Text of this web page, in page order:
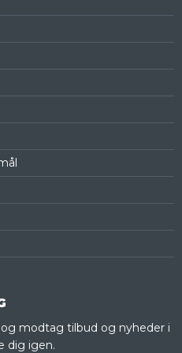
modtag tilbud og nyheder i
dig igen.